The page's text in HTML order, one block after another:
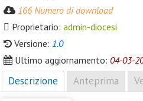
166 Numero di download
Proprietario: admin-diocesi
Versione: 1.0
Ultimo aggiornamento: 04-03-
Descrizione Anteprima